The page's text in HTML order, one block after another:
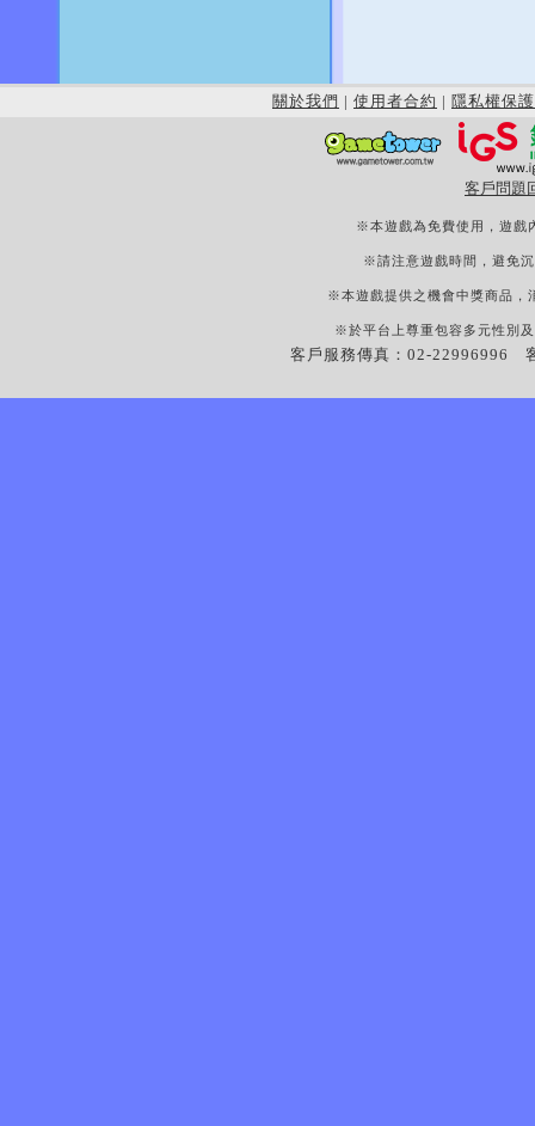
關於我們 | 使用者合約 | 隱私權保護
客戶問題
※本遊戲為免費使用，遊戲
※請注意遊戲時間，避免
※本遊戲提供之機會中獎商品，
※於平台上尊重包容多元性別
客戶服務傳真：02-22996996